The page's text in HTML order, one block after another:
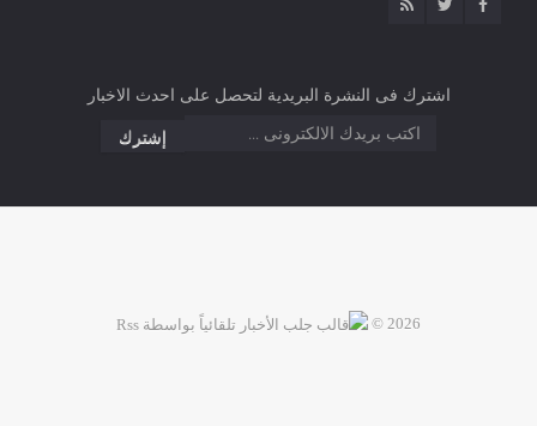
اشترك فى النشرة البريدية لتحصل على احدث الاخبار
2026 ©